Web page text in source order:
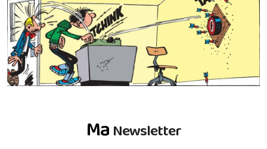
Ma Newsletter